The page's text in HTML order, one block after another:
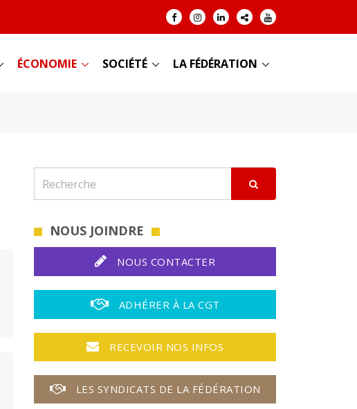
ÉCONOMIE SOCIÉTÉ LA FÉDÉRATION
NOUS JOINDRE
NOUS CONTACTER
ADHÉRER À LA CGT
RECEVOIR NOS INFOS
LES SYNDICATS DE LA FÉDÉRATION